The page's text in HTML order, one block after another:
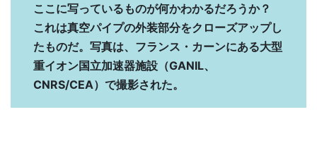
ここに写っているものが何かわかるだろうか？
これは真空パイプの外装部分をクローズアップし
たものだ。写真は、フランス・カーンにある大型
重イオン国立加速器施設（GANIL、
CNRS/CEA）で撮影された。